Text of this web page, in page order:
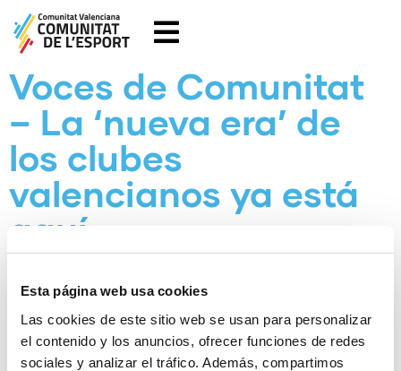
Esta página web usa cookies
Las cookies de este sitio web se usan para personalizar
el contenido y los anuncios, ofrecer funciones de redes
sociales y analizar el tráfico. Además, compartimos
Voces de Comunitat
– La ‘nueva era’ de
los clubes
valencianos ya está
aquí